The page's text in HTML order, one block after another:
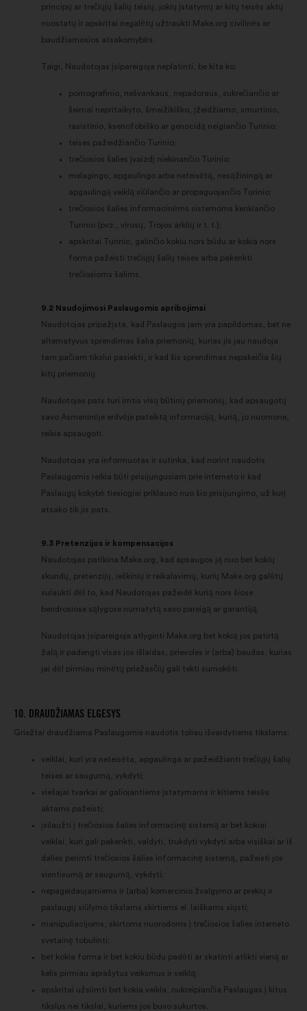
principų ar trečiųjų šalių teisių, jokių įstatymų ar kitų teisės aktų
nuostatų ir apskritai negalėtų užtraukti Make.org civilinės ar
baudžiamosios atsakomybės.
Taigi, Naudotojas įsipareigoja neplatinti, be kita ko:
pornografinio, nešvankaus, nepadoraus, sukrečiančio ar
šeimai nepritaikyto, šmeižikiško, įžeidžiamo, smurtinio,
rasistinio, ksenofobiško ar genocidą neigiančio Turinio;
teises pažeidžiančio Turinio;
trečiosios šalies įvaizdį niekinančio Turinio;
melagingo, apgaulingo arba neteisėtą, nesąžiningą ar
apgaulingą veiklą siūlančio ar propaguojančio Turinio;
trečiosios šalies informacinėms sistemoms kenkiančio
Turinio (pvz., virusų, Trojos arklių ir t. t.);
apskritai Turinio, galinčio kokiu nors būdu ar kokia nors
forma pažeisti trečiųjų šalių teises arba pakenkti
trečiosioms šalims.
9.2 Naudojimosi Paslaugomis apribojimai
Naudotojas pripažįsta, kad Paslaugos jam yra papildomas, bet ne
alternatyvus sprendimas šalia priemonių, kurias jis jau naudoja
tam pačiam tikslui pasiekti, ir kad šis sprendimas nepakeičia šių
kitų priemonių.
Naudotojas pats turi imtis visų būtinų priemonių, kad apsaugotų
savo Asmeninėje erdvėje pateiktą informaciją, kurią, jo nuomone,
reikia apsaugoti.
Naudotojas yra informuotas ir sutinka, kad norint naudotis
Paslaugomis reikia būti prisijungusiam prie interneto ir kad
Paslaugų kokybė tiesiogiai priklauso nuo šio prisijungimo, už kurį
atsako tik jis pats.
9.3 Pretenzijos ir kompensacijos
Naudotojas patikina Make.org, kad apsaugos ją nuo bet kokių
skundų, pretenzijų, ieškinių ir reikalavimų, kurių Make.org galėtų
sulaukti dėl to, kad Naudotojas pažeidė kurią nors šiose
bendrosiose sąlygose numatytą savo pareigą ar garantiją.
Naudotojas įsipareigoja atlyginti Make.org bet kokią jos patirtą
žalą ir padengti visas jos išlaidas, prievoles ir (arba) baudas, kurias
jai dėl pirmiau minėtų priežasčių gali tekti sumokėti.
10. DRAUDŽIAMAS ELGESYS
Griežtai draudžiama Paslaugomis naudotis toliau išvardytiems tikslams:
veiklai, kuri yra neteisėta, apgaulinga ar pažeidžianti trečiųjų šalių
teises ar saugumą, vykdyti;
viešajai tvarkai ar galiojantiems įstatymams ir kitiems teisės
aktams pažeisti;
įsilaužti į trečiosios šalies informacinę sistemą ar bet kokiai
veiklai, kuri gali pakenkti, valdyti, trukdyti vykdyti arba visiškai ar iš
dalies perimti trečiosios šalies informacinę sistemą, pažeisti jos
vientisumą ar saugumą, vykdyti;
nepageidaujamiems ir (arba) komercinio žvalgymo ar prekių ir
paslaugų siūlymo tikslams skirtiems el. laiškams siųsti;
manipuliacijoms, skirtoms nuorodoms į trečiosios šalies interneto
svetainę tobulinti;
bet kokia forma ir bet kokiu būdu padėti ar skatinti atlikti vieną ar
kelis pirmiau aprašytus veiksmus ir veiklą;
apskritai užsiimti bet kokia veikla, nukreipiančia Paslaugas į kitus
tikslus nei tikslai, kuriems jos buvo sukurtos.